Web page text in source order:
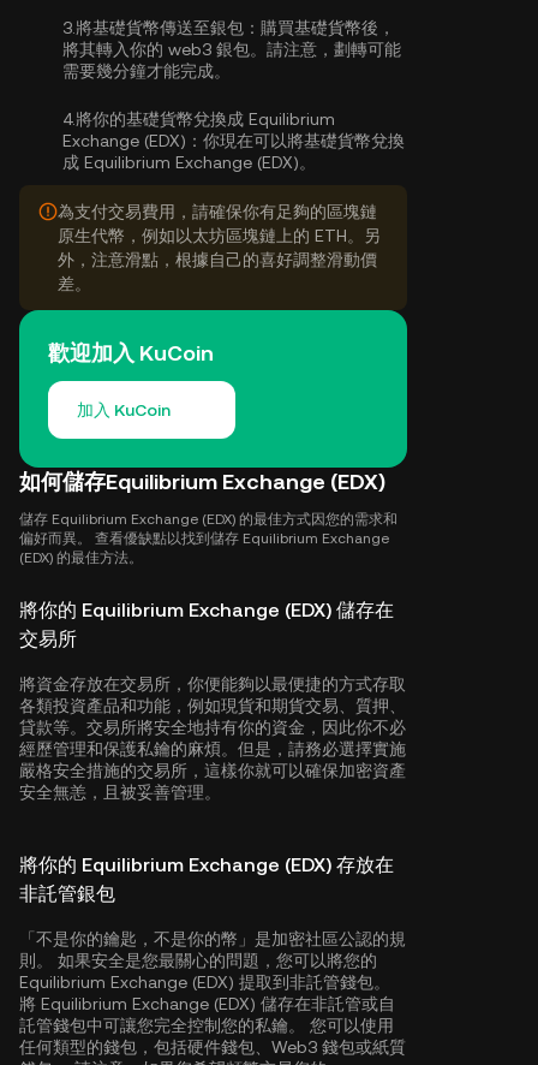
3. 將基礎貨幣傳送至銀包： 購買基礎貨幣後，
將其轉入你的 web3 銀包。請注意，劃轉可能
需要幾分鐘才能完成。
4.將你的基礎貨幣兌換成 Equilibrium
Exchange (EDX)： 你現在可以將基礎貨幣兌換
成 Equilibrium Exchange (EDX)。
為支付交易費用，請確保你有足夠的區塊鏈
原生代幣，例如以太坊區塊鏈上的 ETH。另
外，注意滑點，根據自己的喜好調整滑動價
差。
歡迎加入 KuCoin
加入 KuCoin
如何儲存Equilibrium Exchange (EDX)
儲存 Equilibrium Exchange (EDX) 的最佳方式因您的需求和
偏好而異。 查看優缺點以找到儲存 Equilibrium Exchange
(EDX) 的最佳方法。
將你的 Equilibrium Exchange (EDX) 儲存在
交易所
將資金存放在交易所，你便能夠以最便捷的方式存取
各類投資產品和功能，例如現貨和期貨交易、質押、
貸款等。交易所將安全地持有你的資金，因此你不必
經歷管理和保護私鑰的麻煩。但是，請務必選擇實施
嚴格安全措施的交易所，這樣你就可以確保加密資產
安全無恙，且被妥善管理。
將你的 Equilibrium Exchange (EDX) 存放在
非託管銀包
「不是你的鑰匙，不是你的幣」是加密社區公認的規
則。 如果安全是您最關心的問題，您可以將您的
Equilibrium Exchange (EDX) 提取到非託管錢包。
將 Equilibrium Exchange (EDX) 儲存在非託管或自
託管錢包中可讓您完全控制您的私鑰。 您可以使用
任何類型的錢包，包括硬件錢包、Web3 錢包或紙質